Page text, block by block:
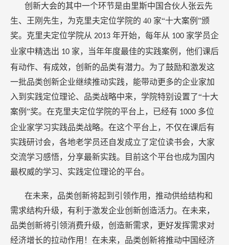
创新大会的其中一个环节是由里斯中国合伙人张云先
生、王刚先生，为克里夫定位学院的 40 家“十大案例”颁
奖。克里夫定位学院从 2013 年开始，每年从 100 家学员企
业家中精选出 10 家，当年年度最佳的实践案例，他们课后
有动作、有成效，创新的品类有潜力。为了鼓励和激发这
一批品类创新企业继续推动实践，能带动更多的企业家加
入到实践定位理论、品类战略中来，学院特别设置了“十大
案例”奖。在克里夫定位学院的平台上，已经有 1000 多位
企业家学习实践品类战略。在这个平台上，不仅在课后有
实践研讨会，各地老学员还自发成立了定位读书会，大家
交流学习感悟，分享最新实践。目前这个平台也成为国内
最权威的学习、实践定位理论的平台。
在未来，品类创新将起到引领作用，推动供给结构和
需求结构升级，有利于激发企业创新创造活力。在未来，
品类创新将引领消费升级，创造新需求，更好发挥需求对
经济增长的拉动作用！在未来，品类创新将推动中国经济